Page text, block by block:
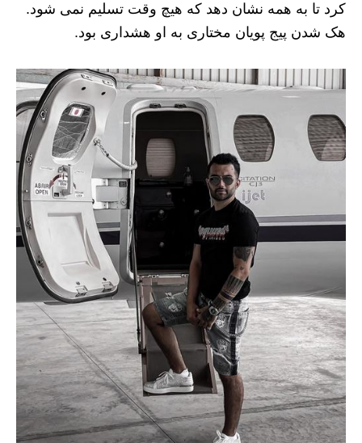
کرد تا به همه نشان دهد که هیچ وقت تسلیم نمی شود.
هک شدن پیج پویان مختاری به او هشداری بود.